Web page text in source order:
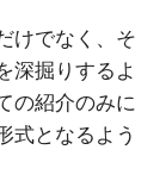
けでなく、そ
深掘りするよ
の紹介のみに
式となるよう